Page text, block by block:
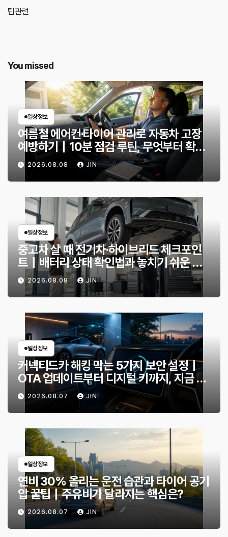
팁관련
You missed
일상정보
여름철 에어컨·타이어 관리로 자동차 고장
예방하기｜10분 점검 루틴, 무엇부터 확인
할까?
2026.08.08 JIN
일상정보
중고차 살 때 전기차·하이브리드 체크포인
트｜배터리 상태 확인법과 놓치기 쉬운 위
험 신호
2026.08.08 JIN
일상정보
커넥티드카 해킹 막는 5가지 보안 설정｜
OTA 업데이트부터 디지털 키까지, 지금 확
인할 것은?
2026.08.07 JIN
일상정보
연비 30% 올리는 운전 습관과 타이어 공기
압 꿀팁｜주유비가 달라지는 핵심은?
2026.08.07 JIN